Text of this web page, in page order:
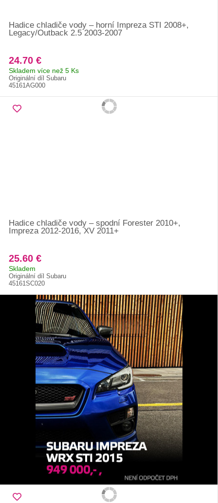
Hadice chladiče vody – horní Impreza STI 2008+,
Legacy/Outback 2.5 2003-2007
24.70 €
Skladem více než 5 Ks
Originální díl Subaru
45161AG000
Hadice chladiče vody – spodní Forester 2010+,
Impreza 2012-2016, XV 2011+
25.60 €
Skladem
Originální díl Subaru
45161SC020